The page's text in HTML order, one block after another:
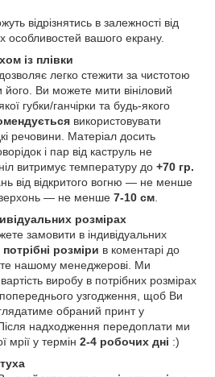
відрізнятись в залежності від
особливостей вашого екрану.
із плівки
легко стежити за чистотою
Ви можете мити вініловий
губки/ганчірки та будь-якого
використовувати
речовини. Матеріал досить
і пар від каструль не
витримує температуру до +70 гр.
від відкритого вогню — не менше
— не менше 7-10 см.
розмірах
замовити в індивідуальних
потрібні розміри в коментарі до
нашому менеджерові. Ми
виробу в потрібних розмірах
узгодження, щоб Ви
обраний принт у
надходження передоплати ми
мрії у термін 2-4 робочих дні :)